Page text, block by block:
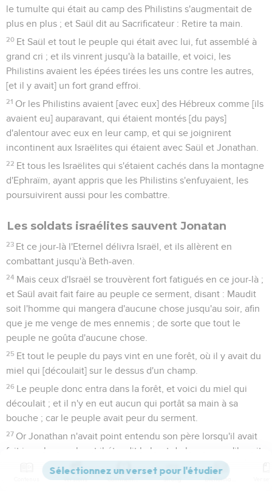
le tumulte qui était au camp des Philistins s'augmentait de
plus en plus ; et Saül dit au Sacrificateur : Retire ta main.
20 Et Saül et tout le peuple qui était avec lui, fut assemblé à
grand cri ; et ils vinrent jusqu'à la bataille, et voici, les
Philistins avaient les épées tirées les uns contre les autres,
[et il y avait] un fort grand effroi.
21 Or les Philistins avaient [avec eux] des Hébreux comme [ils
avaient eu] auparavant, qui étaient montés [du pays]
d'alentour avec eux en leur camp, et qui se joignirent
incontinent aux Israëlites qui étaient avec Saül et Jonathan.
22 Et tous les Israëlites qui s'étaient cachés dans la montagne
d'Ephraïm, ayant appris que les Philistins s'enfuyaient, les
poursuivirent aussi pour les combattre.
Les soldats israélites sauvent Jonatan
23 Et ce jour-là l'Eternel délivra Israël, et ils allèrent en
combattant jusqu'à Beth-aven.
24 Mais ceux d'Israël se trouvèrent fort fatigués en ce jour-là ;
et Saül avait fait faire au peuple ce serment, disant : Maudit
soit l'homme qui mangera d'aucune chose jusqu'au soir, afin
que je me venge de mes ennemis ; de sorte que tout le
peuple ne goûta d'aucune chose.
25 Et tout le peuple du pays vint en une forêt, où il y avait du
miel qui [découlait] sur le dessus d'un champ.
26 Le peuple donc entra dans la forêt, et voici du miel qui
découlait ; et il n'y en eut aucun qui portât sa main à sa
bouche ; car le peuple avait peur du serment.
27 Or Jonathan n'avait point entendu son père lorsqu'il avait
fait jurer le peuple, et il étendit le bout de la verge qu'il avait
en sa main, et la trempa dans un rayon de miel ; et il porta sa
main à sa bouche, et ses yeux furent éclaircis.
Versions Commentaires Strong